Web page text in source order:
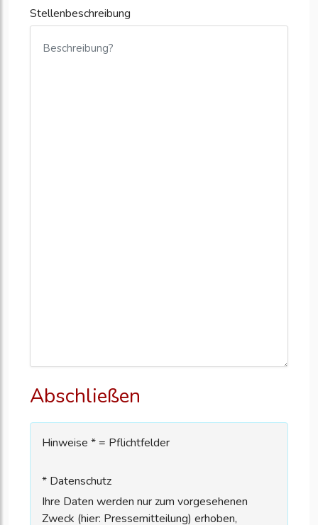
Stellenbeschreibung
Abschließen
Hinweise * = Pflichtfelder
* Datenschutz
Ihre Daten werden nur zum vorgesehenen
Zweck (hier: Pressemitteilung) erhoben,